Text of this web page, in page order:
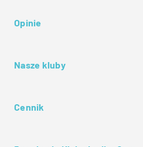
Opinie
Nasze kluby
Cennik